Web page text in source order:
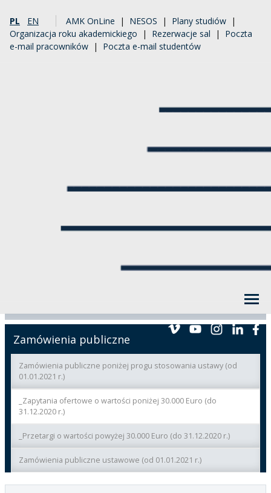
PL EN AMK OnLine | NESOS | Plany studiów |
Organizacja roku akademickiego | Rezerwacje sal | Poczta
e-mail pracowników | Poczta e-mail studentów
Zamówienia publiczne
Zamówienia publiczne poniżej progu stosowania ustawy (od
01.01.2021 r.)
_Zapytania ofertowe o wartości poniżej 30.000 Euro (do
31.12.2020 r.)
_Przetargi o wartości powyżej 30.000 Euro (do 31.12.2020 r.)
Zamówienia publiczne ustawowe (od 01.01.2021 r.)